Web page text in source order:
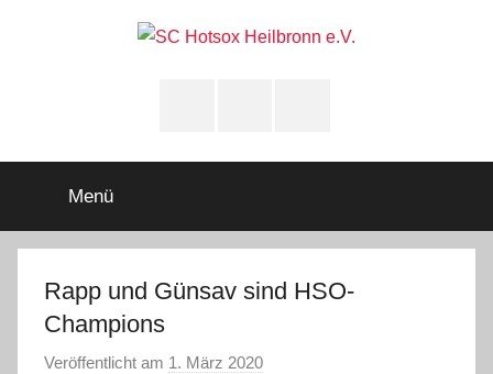
Heilbronn
e.V.
Menü
Rapp und Günsav sind HSO-
Champions
Veröffentlicht am 1. März 2020